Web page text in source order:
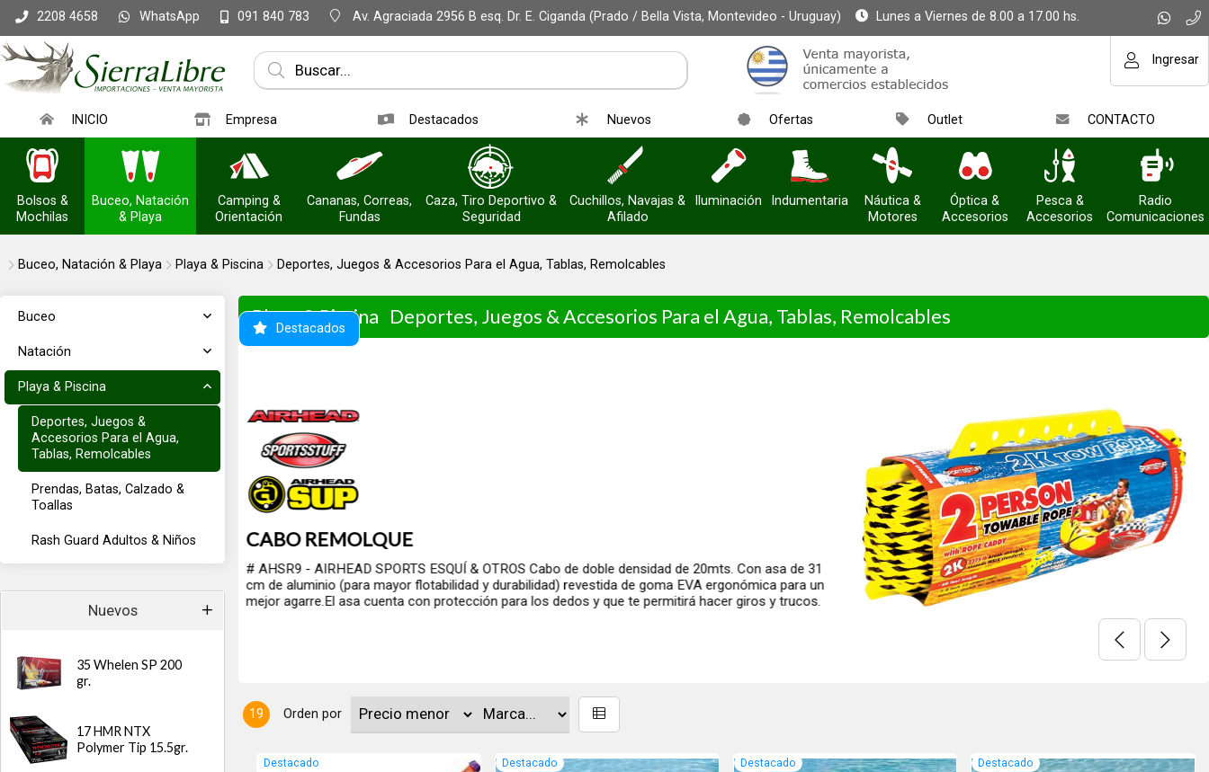
2208 4658 WhatsApp 091 840 783 Av. Agraciada 2956 B esq. Dr. E. Ciganda (Prado / Bella Vista, Montevideo - Uruguay) Lunes a Viernes de 8.00 a 17.00 hs.
Ingresar
INICIO Empresa Destacados Nuevos Ofertas Outlet CONTACTO
Bolsos &
Mochilas
Buceo, Natación
& Playa
Camping &
Orientación
Cananas, Correas,
Fundas
Caza, Tiro Deportivo &
Seguridad
Cuchillos, Navajas &
Afilado
Iluminación Indumentaria
Náutica &
Motores
Óptica &
Accesorios
Pesca &
Accesorios
Radio
Comunicaciones
Buceo, Natación & Playa Playa & Piscina Deportes, Juegos & Accesorios Para el Agua, Tablas, Remolcables
Buceo
Natación
Playa & Piscina
Deportes, Juegos &
Accesorios Para el Agua,
Tablas, Remolcables
Prendas, Batas, Calzado &
Toallas
Rash Guard Adultos & Niños
Nuevos
35 Whelen SP 200
gr.
17 HMR NTX
Polymer Tip 15.5gr.
Playa & Piscina Deportes, Juegos & Accesorios Para el Agua, Tablas, Remolcables
Destacados
densidad de 20mts. Con asa de 31
te permitirá hacer giros y trucos.
# 571522 - AIRHEAD SPORTS 2 TOW ROPE Cabo de remolque de 18.3 mts, es ideal para
cualquier juego de agua, remolcable para uno o dos personas. Resistente a la rotura, con diseño
de estiramiento minimo. Resistencia a la ruptura /1077kg. Fabricado en los EEUU
19 Orden por
Destacado
Destacado
Destacado
Destacado